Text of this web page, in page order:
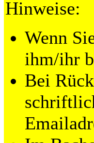
Hinweise:
Wenn
ihm/ihr
Bei